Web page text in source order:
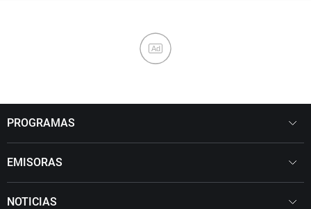
Ad
PROGRAMAS
EMISORAS
NOTICIAS